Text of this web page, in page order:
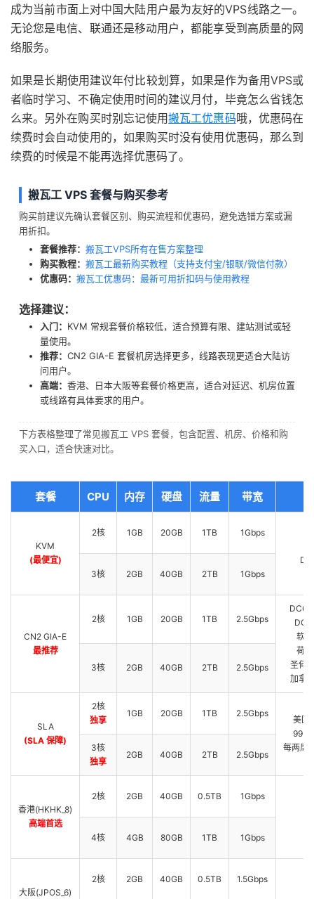
成为当前市面上对中国大陆用户最为友好的VPS线路之一。
无论您是电信、联通还是移动用户，都能享受到高质量的网
络服务。
如果是长期使用建议年付比较划算，如果是作为备用VPS或
者临时学习、不确定使用时间的建议月付，毕竟怎么省钱怎
么来。另外在购买时别忘记使用搬瓦工优惠码哦，优惠码在
续费时会自动使用的，如果购买时没有使用优惠码，那么到
续费的时候是不能再选择优惠码了。
搬瓦工 VPS 套餐与购买参考
购买前建议先确认套餐区别、购买流程和优惠码，避免选错方案或漏
用折扣。
套餐推荐： 搬瓦工VPS所有在售方案整理
购买教程： 搬瓦工最新购买教程（支持支付宝/银联/微信付款）
优惠码： 搬瓦工优惠码：最新可用折扣码与使用教程
选择建议：
入门： KVM 常规套餐价格较低，适合预算有限、建站测试或轻
量使用。
推荐： CN2 GIA-E 套餐机房选择更多，线路表现更适合大陆访
问用户。
高端： 香港、日本大阪等套餐价格更高，适合对延迟、机房位置
或线路有具体要求的用户。
下方表格整理了常见搬瓦工 VPS 套餐，包含配置、机房、价格和购
买入口，适合快速对比。
套餐 CPU 内存 硬盘 流量 带宽
KVM
(最便宜)
2核 1GB 20GB 1TB
1Gbps
3核
2GB 40GB 2TB 1Gbps
CN2 GIA-E
最推荐
2核 1GB 20GB 1TB 2.5Gbps
DC6
DC9
软
荷
圣何
加拿
3核 2GB 40GB 2TB 2.5Gbps
SLA
(SLA 保障)
2核
独享
1GB 20GB 1TB 2.5Gbps
美国
每两周
3核
独享
2GB 40GB 2TB 2.5Gbps
香港(HKHK_8)
高端首选
2核 2GB 40GB 0.5TB 1Gbps
4核 4GB 80GB 1TB 1Gbps
大阪(JPOS_6)
2核 2GB 40GB 0.5TB
1.5Gbps